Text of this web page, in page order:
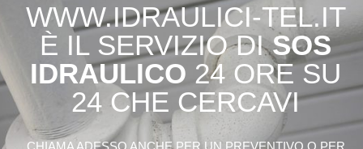
WWW.IDRAULICI-TEL.IT
È IL SERVIZIO DISOS
IDRAULICO 24 ORE SU
24 CHE CERCAVI